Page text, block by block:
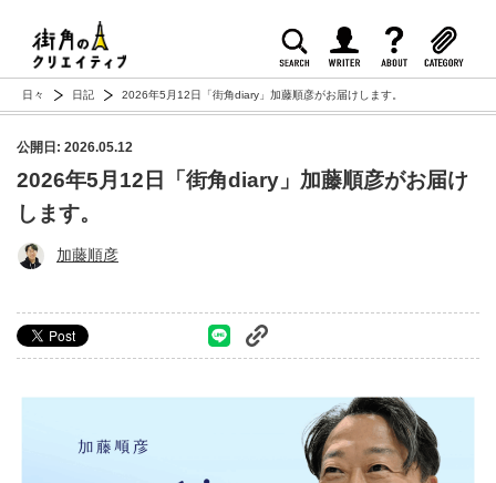
日々 日記 2026年5月12日「街角diary」加藤順彦がお届けします。
公開日: 2026.05.12
2026年5月12日「街角diary」加藤順彦がお届け
します。
加藤順彦